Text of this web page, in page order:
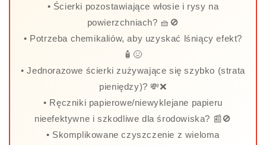
• Ścierki pozostawiające włosie i rysy na
powierzchniach? 🧺🚫
• Potrzeba chemikaliów, aby uzyskać lśniący efekt?
🧴😣
• Jednorazowe ścierki zużywające się szybko (strata
pieniędzy)? 💸❌
• Ręczniki papierowe/niewyklejane papieru
nieefektywne i szkodliwe dla środowiska? 📰🚫
• Skomplikowane czyszczenie z wieloma